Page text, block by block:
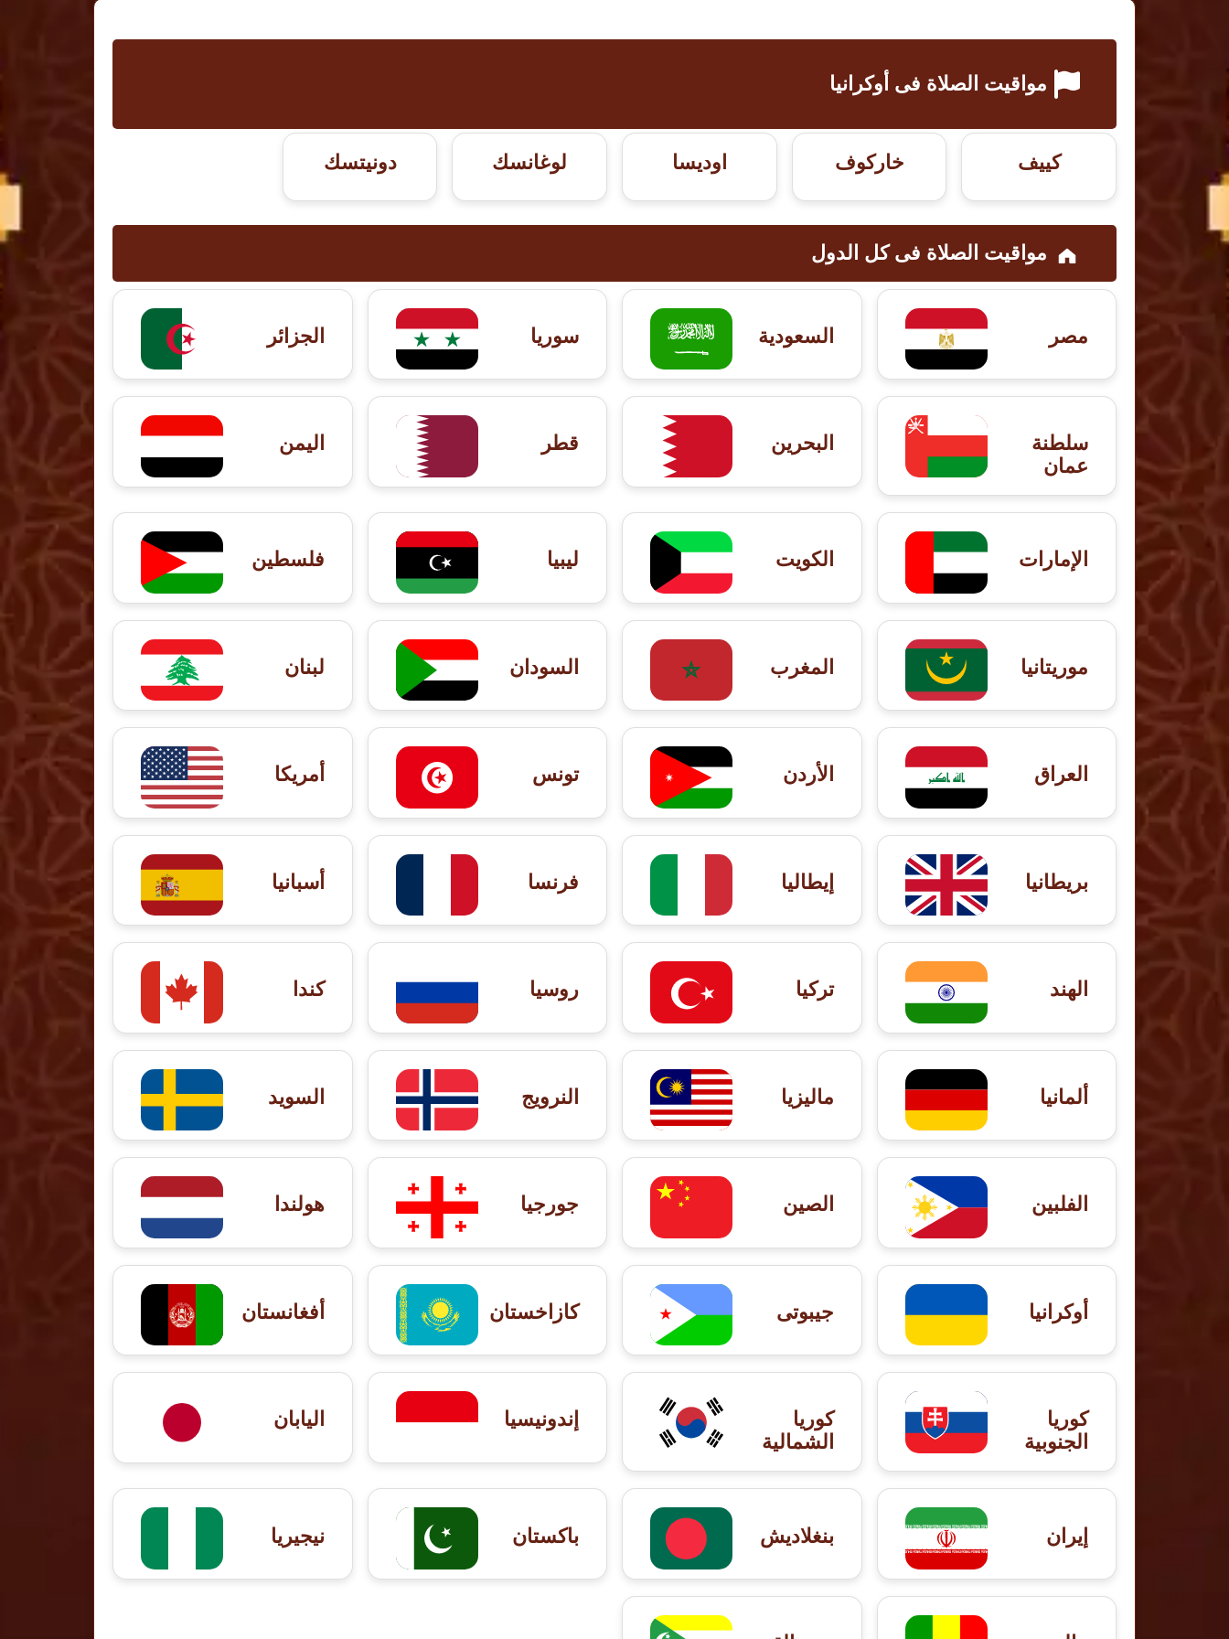
مواقيت الصلاة فى أوكرانيا
كييف خاركوف اوديسا لوغانسك دونيتسك
مواقيت الصلاة فى کل الدول
مصر السعودية سوريا الجزائر
سلطنة
عمان
البحرين قطر اليمن
الإمارات الكويت ليبيا فلسطين
موريتانيا المغرب السودان لبنان
العراق الأردن تونس أمريكا
بريطانيا إيطاليا فرنسا أسبانيا
الهند تركيا روسيا كندا
ألمانيا ماليزيا النرويج السويد
الفلبين الصين جورجيا هولندا
أوكرانيا جيبوتى كازاخستان أفغانستان
كوريا
الجنوبية
كوريا
الشمالية
إندونيسيا اليابان
إيران بنغلاديش باكستان نيجيريا